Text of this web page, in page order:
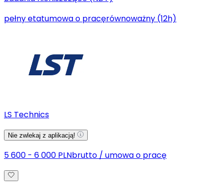
pełny etatumowa o pracęrównoważny (12h)
LS Technics
Nie zwlekaj z aplikacją!
5 600 - 6 000 PLNbrutto / umowa o pracę